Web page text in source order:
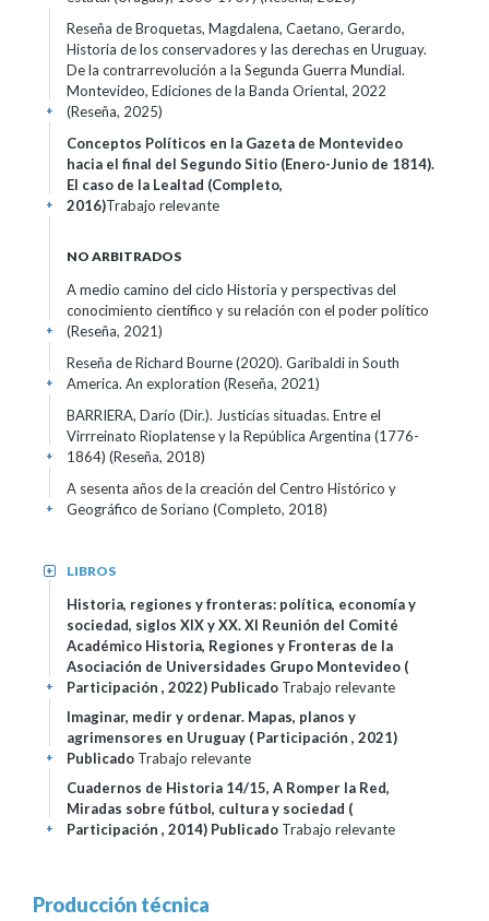
Reseña de Broquetas, Magdalena, Caetano, Gerardo,
Historia de los conservadores y las derechas en Uruguay.
De la contrarrevolución a la Segunda Guerra Mundial.
Montevideo, Ediciones de la Banda Oriental, 2022
(Reseña, 2025)
+
Conceptos Políticos en la Gazeta de Montevideo
hacia el final del Segundo Sitio (Enero-Junio de 1814).
El caso de la Lealtad (Completo,
2016)Trabajo relevante
+
NO ARBITRADOS
A medio camino del ciclo Historia y perspectivas del
conocimiento científico y su relación con el poder político
(Reseña, 2021)
+
Reseña de Richard Bourne (2020). Garibaldi in South
America. An exploration (Reseña, 2021)
+
BARRIERA, Darío (Dir.). Justicias situadas. Entre el
Virrreinato Rioplatense y la República Argentina (1776-
1864) (Reseña, 2018)
+
A sesenta años de la creación del Centro Histórico y
Geográfico de Soriano (Completo, 2018)
+
LIBROS
+
Historia, regiones y fronteras: política, economía y
sociedad, siglos XIX y XX. XI Reunión del Comité
Académico Historia, Regiones y Fronteras de la
Asociación de Universidades Grupo Montevideo (
Participación , 2022) Publicado Trabajo relevante
+
Imaginar, medir y ordenar. Mapas, planos y
agrimensores en Uruguay ( Participación , 2021)
Publicado Trabajo relevante
+
Cuadernos de Historia 14/15, A Romper la Red,
Miradas sobre fútbol, cultura y sociedad (
Participación , 2014) Publicado Trabajo relevante
+
Producción técnica